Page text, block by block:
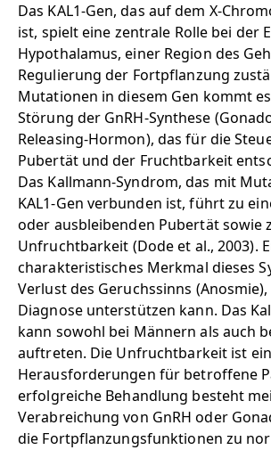
Das KAL1-Gen, das auf dem X-
ist, spielt eine zentrale Rolle bei der
Hypothalamus, einer Region des
Regulierung der Fortpflanzung
Mutationen in diesem Gen kommt
Störung der GnRH-Synthese
Releasing-Hormon), das für die
Pubertät und der Fruchtbarkeit
Das Kallmann-Syndrom, das mit
KAL1-Gen verbunden ist, führt zu
oder ausbleibenden Pubertät sowie
Unfruchtbarkeit (Dode et al., 2003).
charakteristisches Merkmal dieses
Verlust des Geruchssinns
Diagnose unterstützen kann. Das
kann sowohl bei Männern als auch
auftreten. Die Unfruchtbarkeit ist
Herausforderungen für betroffene
erfolgreiche Behandlung besteht
Verabreichung von GnRH oder
die Fortpflanzungsfunktionen zu